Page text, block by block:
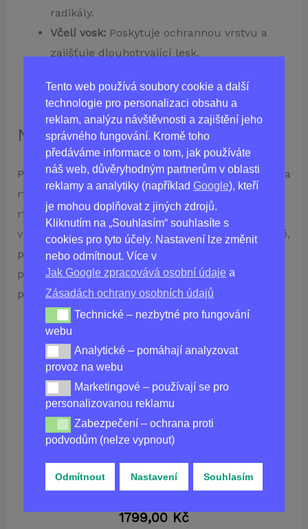
Tento web používá soubory cookie a další
technologie pro personalizaci obsahu a
reklam, analýzu návštěvnosti a zajištění jeho
správného fungování. Kromě toho
předáváme informace o tom, jak používáte
náš web, důvěryhodným partnerům v oblasti
reklamy a analytiky (například Google), kteří
je mohou doplňovat z jiných zdrojů.
Kliknutím na „Souhlasím“ souhlasíte s
cookies pro tyto účely. Nastavení lze změnit
nebo odmítnout. Více v
Jak Google zpracovává osobní údaje a
Zásadách ochrany osobních údajů
Technické – nezbytné pro fungování webu
Technické – nezbytné pro fungování
webu
Analytické – pomáhají analyzovat provoz na webu
Analytické – pomáhají analyzovat
provoz na webu
Marketingové – používají se pro personalizovanou
Marketingové – používají se pro
personalizovanou reklamu
Zabezpečení – ochrana proti podvodům (nelze
Zabezpečení – ochrana proti
podvodům (nelze vypnout)
Odmítnout Nastavení Souhlasím
radikály.
Včelí vosk:Poskytuje ochrannou vrstvu a
zajišťuje dlouhotrvající lesk.
zvýšení objemu rtů.
Návod k použití GlamiLips
Při prvním použití naneste malé množství lesku na
rty a jemně rozetřete tenkou vrstvu po celé ploše
rtů. Počkejte 2-3 minuty a poté přidejte další
vrstvu podle potřeby. Lesk můžete používat denně,
přičemž efekt bude viditelný během 5 minut a
přetrvá po dobu 2-3 hodin. Nepoužívejte lesk na
poškozené rty s ranami či prasklinami.
KoupitGLAMILIPS
1799,00 Kč